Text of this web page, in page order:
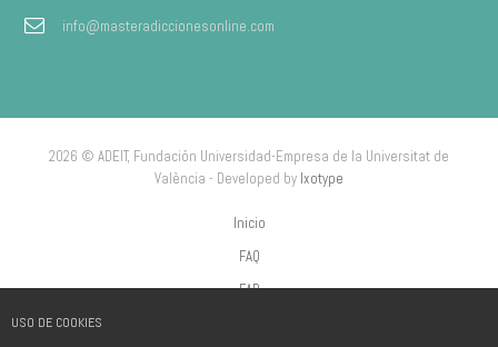
USO DE COOKIES
info@masteradiccionesonline.com
2026 © ADEIT, Fundación Universidad-Empresa de la Universitat de
València - Developed by Ixotype
Inicio
FAQ
FAP